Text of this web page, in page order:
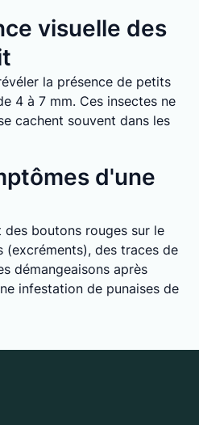
visuelle des
la présence de petits
4 à 7 mm. Ces insectes ne
cachent souvent dans les
d'une
des boutons rouges sur le
(excréments), des traces de
démangeaisons après
infestation de punaises de